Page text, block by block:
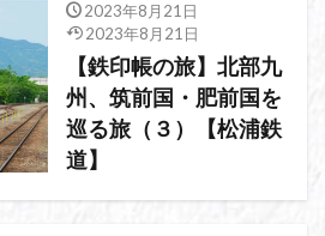
2023年8月21日
2023年8月21日
【鉄印帳の旅】北部九
州、筑前国・肥前国を
巡る旅（３）【松浦鉄
道】